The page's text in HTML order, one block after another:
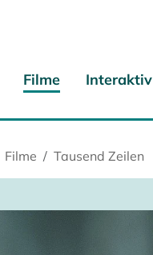
Filme Interaktiv
Filme Tausend Zeilen